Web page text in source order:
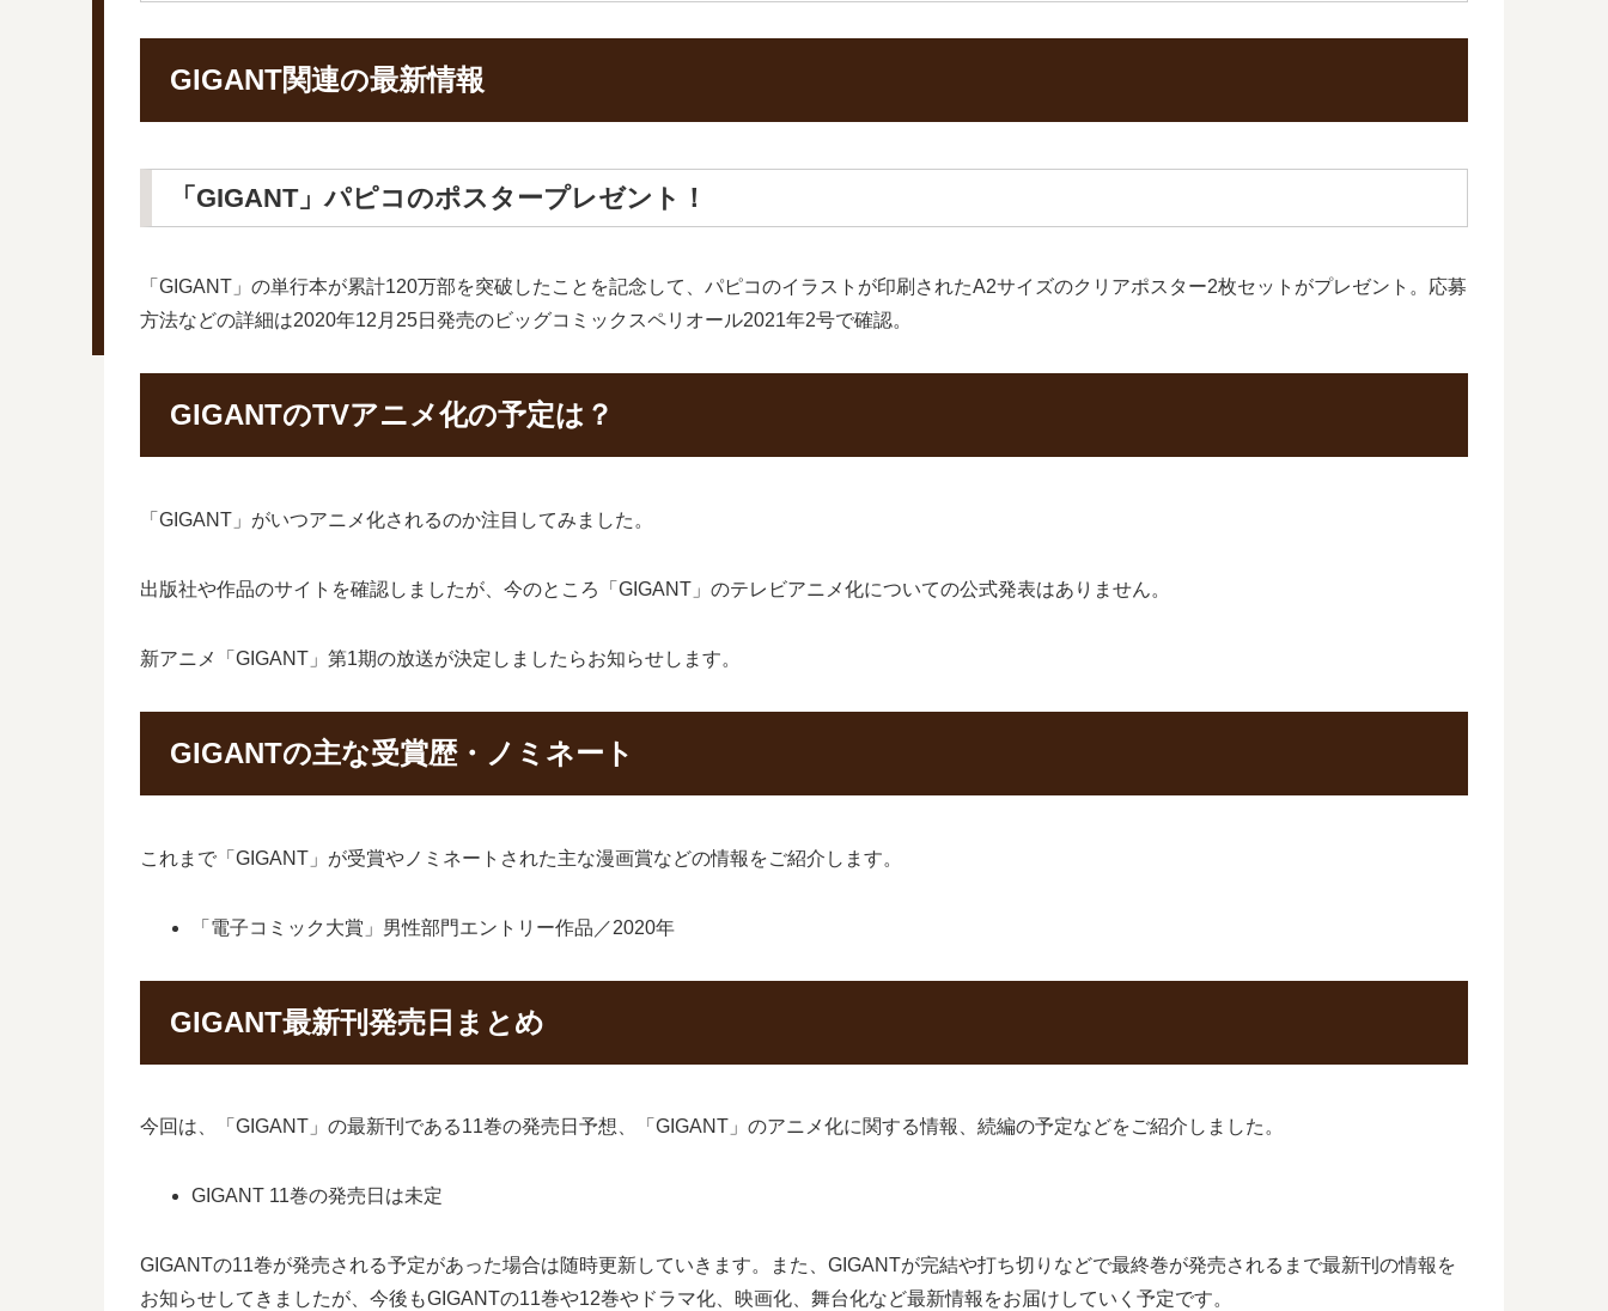
GIGANT関連の最新情報
「GIGANT」パピコのポスタープレゼント！
「GIGANT」の単行本が累計120万部を突破したことを記念して、パピコのイラストが印刷されたA2サイズのクリアポスター2枚セットがプレゼント。応募
方法などの詳細は2020年12月25日発売のビッグコミックスペリオール2021年2号で確認。
GIGANTのTVアニメ化の予定は？
「GIGANT」がいつアニメ化されるのか注目してみました。
出版社や作品のサイトを確認しましたが、今のところ「GIGANT」のテレビアニメ化についての公式発表はありません。
新アニメ「GIGANT」第1期の放送が決定しましたらお知らせします。
GIGANTの主な受賞歴・ノミネート
これまで「GIGANT」が受賞やノミネートされた主な漫画賞などの情報をご紹介します。
「電子コミック大賞」男性部門エントリー作品／2020年
GIGANT最新刊発売日まとめ
今回は、「GIGANT」の最新刊である11巻の発売日予想、「GIGANT」のアニメ化に関する情報、続編の予定などをご紹介しました。
GIGANT 11巻の発売日は未定
GIGANTの11巻が発売される予定があった場合は随時更新していきます。また、GIGANTが完結や打ち切りなどで最終巻が発売されるまで最新刊の情報を
お知らせしてきましたが、今後もGIGANTの11巻や12巻やドラマ化、映画化、舞台化など最新情報をお届けしていく予定です。